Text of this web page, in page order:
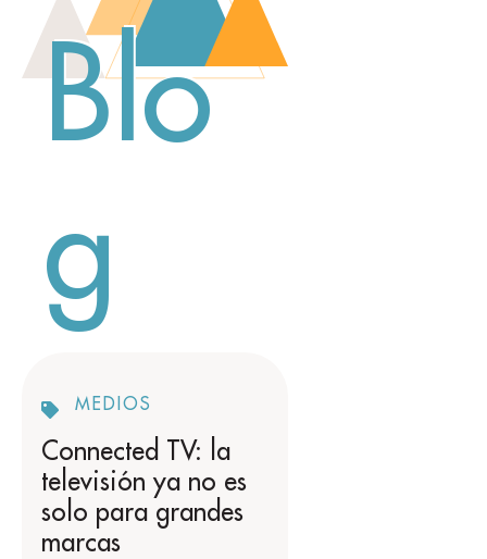
Blo
g
MEDIOS
Connected TV: la
televisión ya no es
solo para grandes
marcas